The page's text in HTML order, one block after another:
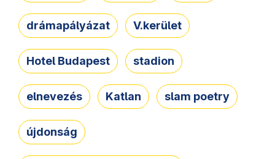
drámapályázat V.kerület
Hotel Budapest stadion
elnevezés Katlan slam poetry
újdonság